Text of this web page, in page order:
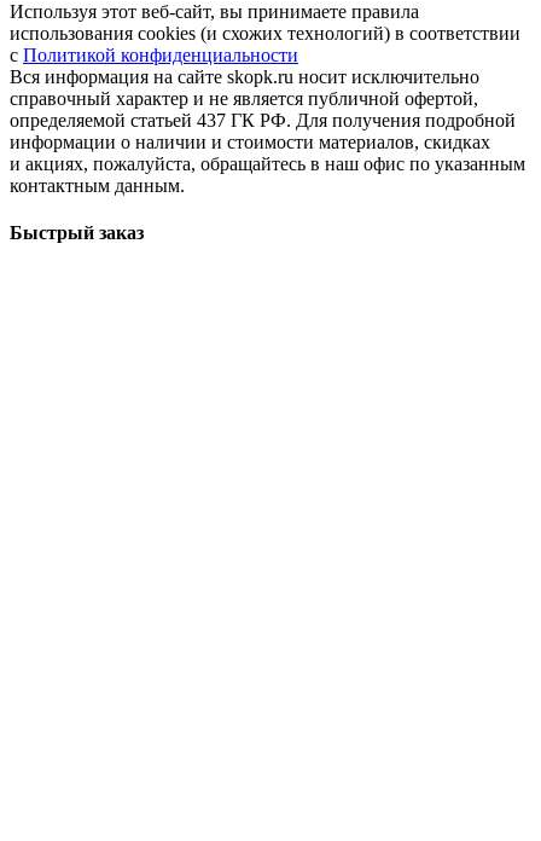
Используя этот веб-сайт, вы принимаете правила
использования cookies (и схожих технологий) в соответствии
с Политикой конфиденциальности
Вся информация на сайте skopk.ru носит исключительно
справочный характер и не является публичной офертой,
определяемой статьей 437 ГК РФ. Для получения подробной
информации о наличии и стоимости материалов, скидках
и акциях, пожалуйста, обращайтесь в наш офис по указанным
контактным данным.
Быстрый заказ